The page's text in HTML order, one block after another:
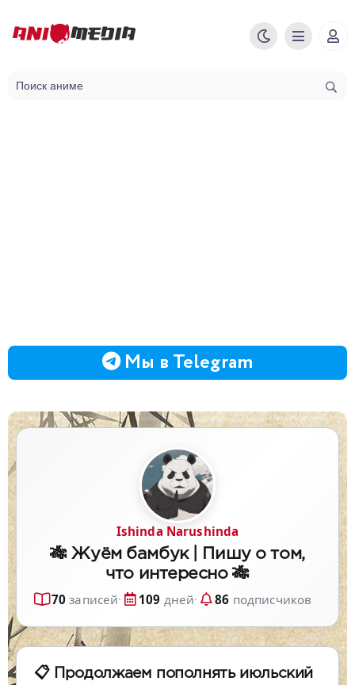
Мы в Telegram
Ishinda Narushinda
🎋 Жуём бамбук | Пишу о том,
что интересно 🎋
70 записей· 109 дней· 86 подписчиков
📋 Продолжаем пополнять июльский